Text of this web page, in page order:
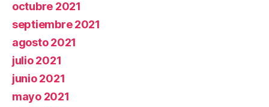
octubre 2021
septiembre 2021
agosto 2021
julio 2021
junio 2021
mayo 2021